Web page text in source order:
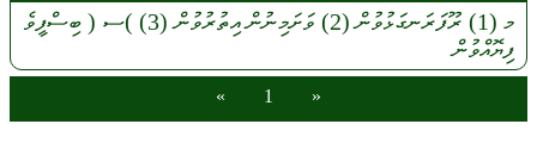
މ (1) ރޫފަރަނގަޅުވުން(2) ވަށަމިނުންއިތުރުވުން(3) )ސ ( ބިސްފީވެ
ފިޔޮއްވުން
«
1
»